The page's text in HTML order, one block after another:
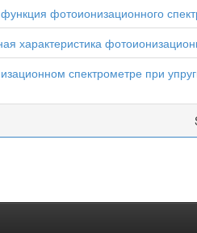
фотоионизационного
характеристика
спектрометре при